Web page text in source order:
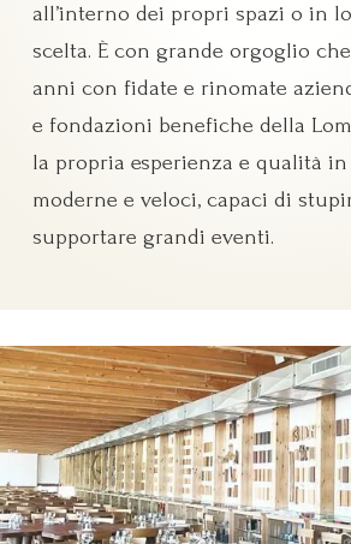
all’interno dei propri spazi o in
scelta. È con grande orgoglio
anni con fidate e rinomate
e fondazioni benefiche della
la propria esperienza e qualità
moderne e veloci, capaci di
supportare grandi eventi.